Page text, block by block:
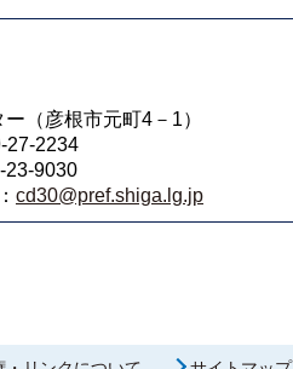
（彦根市元町4－1）
27-2234
23-9030
cd30@pref.shiga.lg.jp